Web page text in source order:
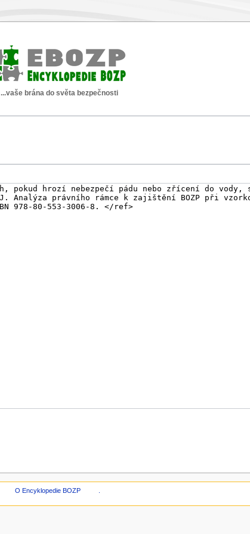
...vaše brána do světa bezpečnosti
O Encyklopedie BOZP